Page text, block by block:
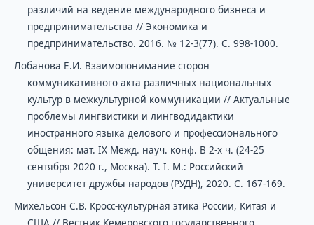
различий на ведение международного бизнеса и
предпринимательства // Экономика и
предпринимательство. 2016. № 12-3(77). С. 998-1000.
Лобанова Е.И. Взаимопонимание сторон
коммуникативного акта различных национальных
культур в межкультурной коммуникации // Актуальные
проблемы лингвистики и лингводидактики
иностранного языка делового и профессионального
общения: мат. IX Межд. науч. конф. В 2-х ч. (24-25
сентября 2020 г., Москва). Т. I. М.: Российский
университет дружбы народов (РУДН), 2020. С. 167-169.
Михельсон С.В. Кросс-культурная этика России, Китая и